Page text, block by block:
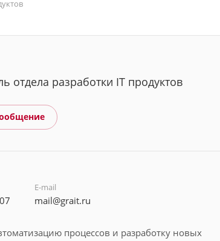
отдела разработки IT продуктов
E-mail
mail@grait.ru
процессов и разработку новых